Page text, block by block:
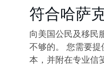
符合哈萨
向美国公民及移民
不够的。 您需要
本，并附在专业信